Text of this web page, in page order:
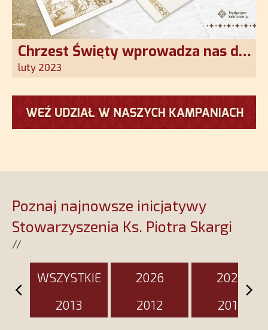
Chrzest Święty wprowadza nas do
wspólnoty Kościoła. Nasz pakiet
wyjątkowy dzień
luty 2023
Poznaj najnowsze inicjatywy
Stowarzyszenia Ks. Piotra Skargi
//
WSZYSTKIE 2026
2025
2013
2012 2011